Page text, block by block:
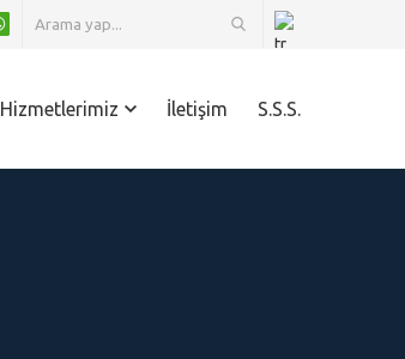
Hizmetlerimiz İletişim S.S.S.